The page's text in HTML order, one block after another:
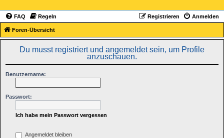
FAQ Regeln Anmelden
Registrieren
Foren-Übersicht
Du musst registriert und angemeldet sein, um Profile
anzuschauen.
Benutzername:
Passwort:
Ich habe mein Passwort vergessen
Angemeldet bleiben